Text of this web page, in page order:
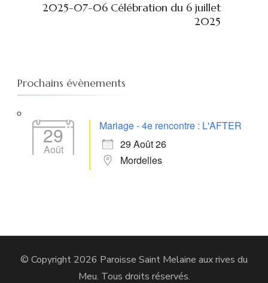
2025-07-06 Célébration du 6 juillet
2025
Prochains évènements
29
Août
Mariage - 4e rencontre : L'AFTER
29 Août 26
Mordelles
© Copyright 2026 Paroisse Saint Melaine aux rives du
Meu. Tous droits réservés.